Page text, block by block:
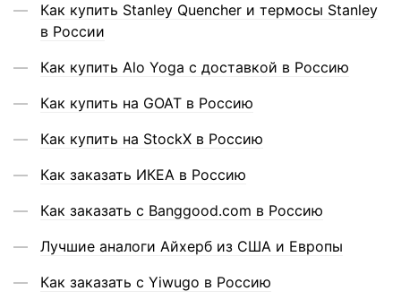
Как купить Stanley Quencher и термосы Stanley
в России
Как купить Alo Yoga с доставкой в Россию
Как купить на GOAT в Россию
Как купить на StockX в Россию
Как заказать ИКЕА в Россию
Как заказать с Banggood.com в Россию
Лучшие аналоги Айхерб из США и Европы
Как заказать с Yiwugo в Россию